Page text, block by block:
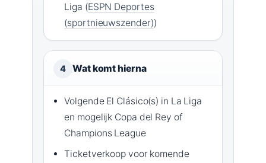
Liga (ESPN Deportes
(sportnieuwszender))
4 Wat komt hierna
Volgende El Clásico(s) in La Liga
en mogelijk Copa del Rey of
Champions League
Ticketverkoop voor komende